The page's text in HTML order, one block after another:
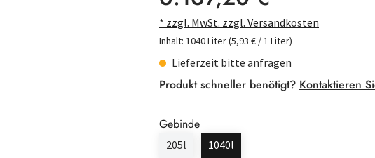
* zzgl. MwSt. zzgl. Versandkosten
Inhalt: 1040 Liter(5,93 € / 1 Liter)
Lieferzeit bitte anfragen
Produkt schneller benötigt? Kontaktieren
Gebinde
205l 1040l